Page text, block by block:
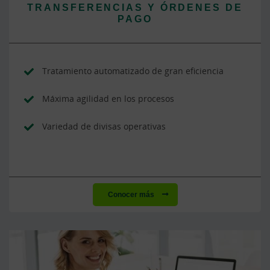
TRANSFERENCIAS Y ÓRDENES DE
PAGO
Tratamiento automatizado de gran eficiencia
Máxima agilidad en los procesos
Variedad de divisas operativas
Conocer más